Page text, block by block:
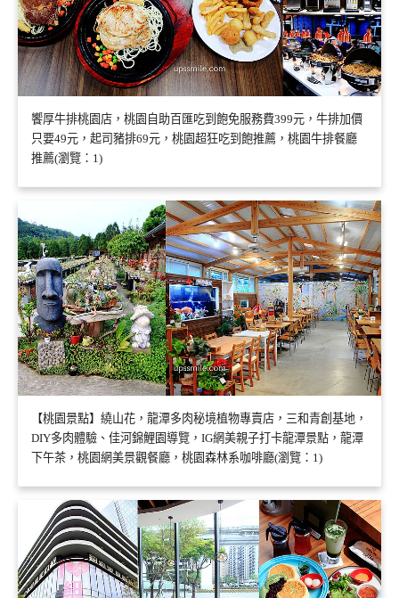
饗厚牛排桃園店，桃園自助百匯吃到飽免服務費399元，牛排加價
只要49元，起司豬排69元，桃園超狂吃到飽推薦，桃園牛排餐廳
推薦(瀏覽：1)
【桃園景點】繞山花，龍潭多肉秘境植物專賣店，三和青創基地，
DIY多肉體驗、佳河錦鯉園導覽，IG網美親子打卡龍潭景點，龍潭
下午茶，桃園網美景觀餐廳，桃園森林系咖啡廳(瀏覽：1)